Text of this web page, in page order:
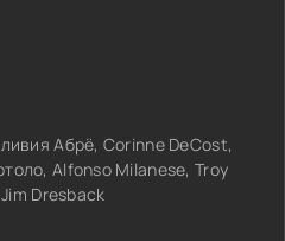
Абрё, Corinne DeCost,
Alfonso Milanese, Troy
Dresback